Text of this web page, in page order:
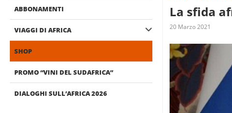
ABBONAMENTI
VIAGGI DI AFRICA
SHOP
PROMO “VINI DEL SUDAFRICA”
DIALOGHI SULL’AFRICA 2026
La sfida
20 Marzo 2021